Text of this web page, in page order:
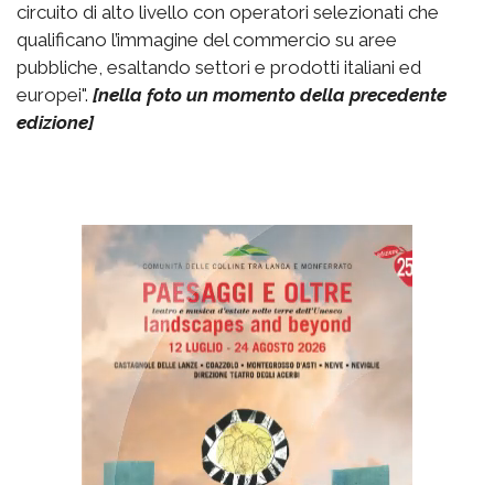
circuito di alto livello con operatori selezionati che
qualificano l’immagine del commercio su aree
pubbliche, esaltando settori e prodotti italiani ed
europei". [nella foto un momento della precedente
edizione]